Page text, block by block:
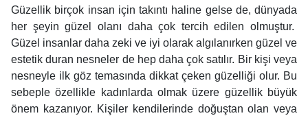
Güzellik birçok insan için takıntı haline gelse de, dünyada
her şeyin güzel olanı daha çok tercih edilen olmuştur.
Güzel insanlar daha zeki ve iyi olarak algılanırken güzel ve
estetik duran nesneler de hep daha çok satılır. Bir kişi veya
nesneyle ilk göz temasında dikkat çeken güzelliği olur. Bu
sebeple özellikle kadınlarda olmak üzere güzellik büyük
önem kazanıyor. Kişiler kendilerinde doğuştan olan veya